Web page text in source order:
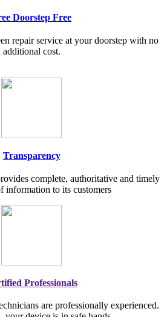
Doorstep Free
repair service at your doorstep with no
additional cost.
Transparency
complete, authoritative and timely
information to its customers
Professionals
are professionally experienced.